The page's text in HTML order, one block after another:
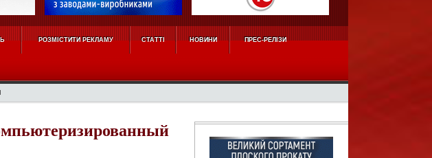
РОЗМІСТИТИ РЕКЛАМУ СТАТТІ НОВИНИ ПРЕС-РЕЛІЗИ